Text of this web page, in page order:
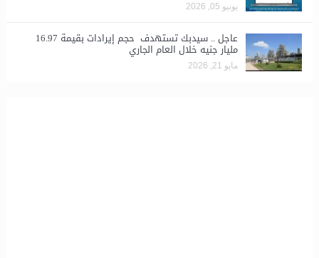
يونيو 05, 2026
عاجل .. سيدبك تستهدف حجم إيرادات بقيمة 16.97
مليار جنيه خلال العام الجاري
مايو 21, 2026